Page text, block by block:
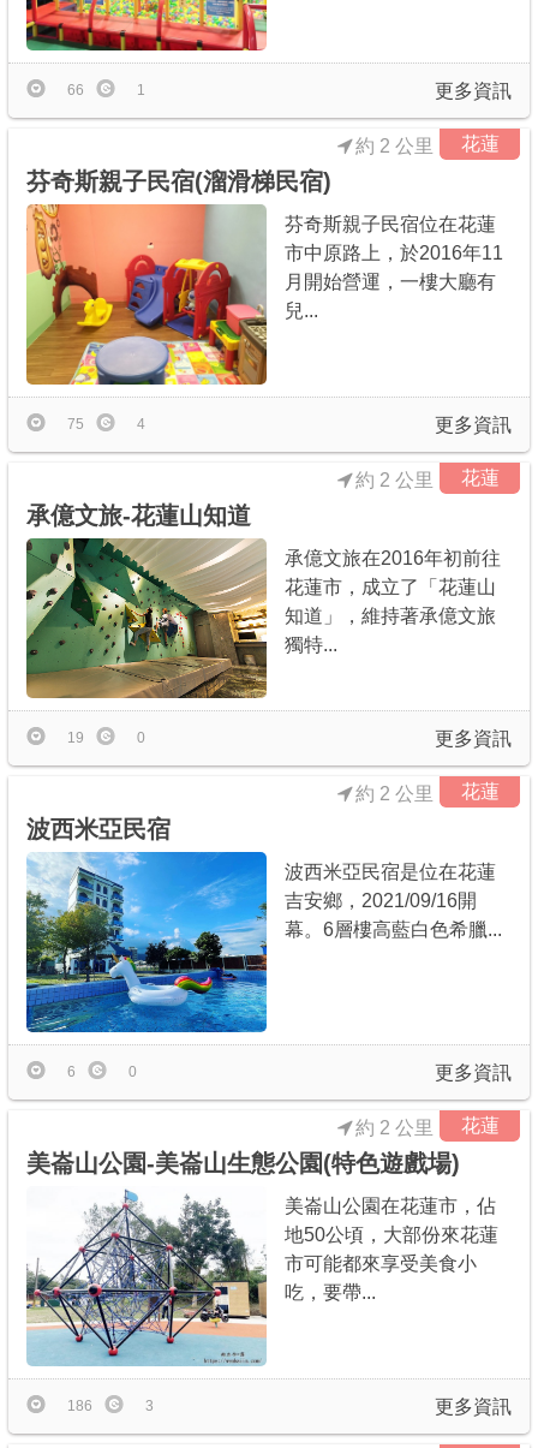
更多資訊
66 1
花蓮
芬奇斯親子民宿(溜滑梯民宿)
約 2 公里
芬奇斯親子民宿位在花蓮
市中原路上，於2016年11
月開始營運，一樓大廳有
兒...
更多資訊
75 4
花蓮
承億文旅-花蓮山知道
約 2 公里
承億文旅在2016年初前往
花蓮市，成立了「花蓮山
知道」，維持著承億文旅
獨特...
更多資訊
19 0
花蓮
波西米亞民宿
約 2 公里
波西米亞民宿是位在花蓮
吉安鄉，2021/09/16開
幕。6層樓高藍白色希臘...
更多資訊
6 0
花蓮
美崙山公園-美崙山生態公園(特色遊戲場)
約 2 公里
美崙山公園在花蓮市，佔
地50公頃，大部份來花蓮
市可能都來享受美食小
吃，要帶...
更多資訊
186 3